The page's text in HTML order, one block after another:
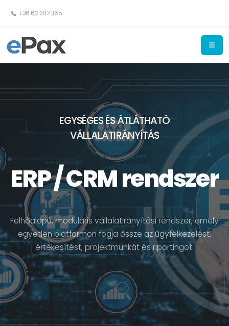
+36 62 202 365
EGYSÉGES ÉSÁTLÁTHATÓ
VÁLLALATIRÁNYÍTÁS
ERP / CRM rendszer
Felhőalapú, moduláris vállalatirányítási rendszer, amely
egyetlen platformon fogja össze az ügyfélkezelést,
értékesítést, projektmunkát és riportingot.